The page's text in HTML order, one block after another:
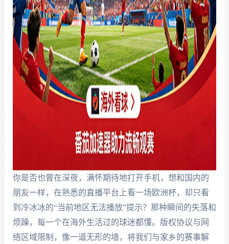
你是否也曾在深夜，满怀期待地打开手机，想和国内的
朋友一样，在熟悉的直播平台上看一场欧洲杯，却只看
到冷冰冰的“当前地区无法播放”提示？那种瞬间的失落和
烦躁，每一个在海外生活过的球迷都懂。版权协议与网
络区域限制，像一道无形的墙，将我们与家乡的赛事解